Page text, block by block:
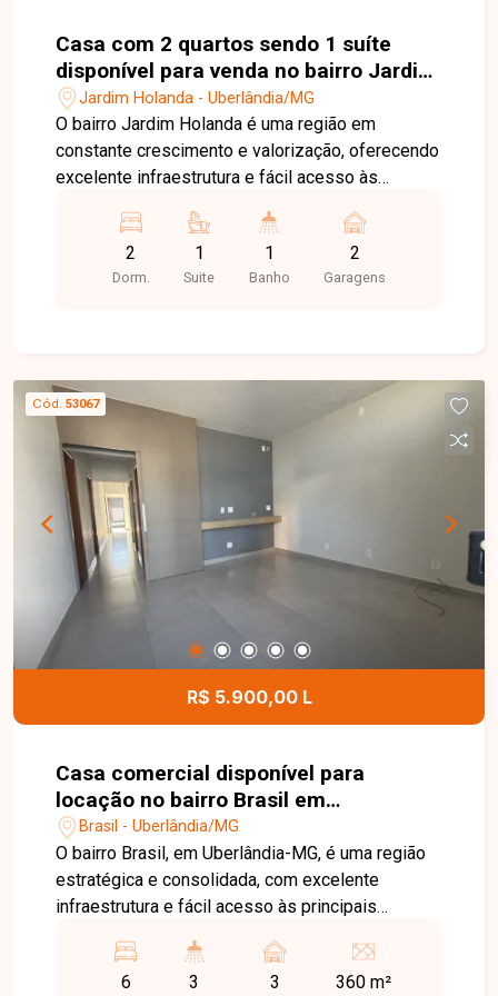
Casa com 2 quartos sendo 1 suíte
disponível para venda no bairro Jardim
Holanda em Uberlândia-MG
Jardim Holanda - Uberlândia/MG
O bairro Jardim Holanda é uma região em
constante crescimento e valorização, oferecendo
excelente infraestrutura e fácil acesso às
supermercados, escolas, farmácias, comércios e
diversos serviços, o bairro proporciona
praticidade, tranquilidade e qualidade de vida
área construída em um terreno de 120 m², com
ambientes bem distribuídos, funcionais e ideais
para quem busca conforto e praticidade no dia a
dia. Entre em contato com a Delta Imóveis e
agende sua visita. Nossa equipe está pronta para
apresentar todos os detalhes deste imóvel e
ajudar você a encontrar o imóvel ideal para morar
ou investir.
2
Dorm.
1
Suite
1
Banho
2
Garagens
Cód. 53067
R$ 5.900,00 L
Casa comercial disponível para
locação no bairro Brasil em
Uberlândia-MG
Brasil - Uberlândia/MG
O bairro Brasil, em Uberlândia-MG, é uma região
estratégica e consolidada, com excelente
infraestrutura e fácil acesso às principais
com ampla oferta de comércios, bancos,
restaurantes, escolas e serviços, sendo uma
6 3 3 360 m²